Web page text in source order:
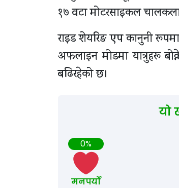
१७ वटा मोटरसाइकल
राइड शेयरिङ एप कानुनी
अफलाइन मोडमा यात्रुहरू
बढिरहेको छ।
यो
0%
मनपर्यो